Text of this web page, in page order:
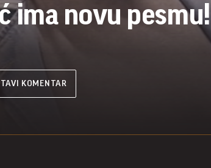
ima novu pesmu!
KOMENTAR